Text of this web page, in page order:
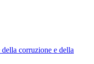
corruzione e della